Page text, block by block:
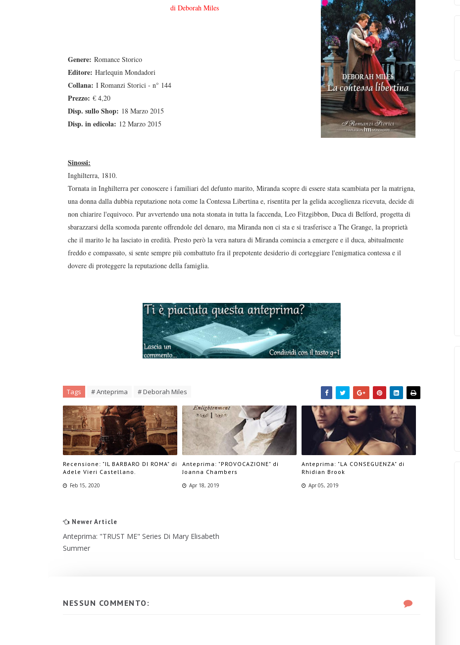
di Deborah Miles
Genere: Romance Storico
Editore: Harlequin Mondadori
Collana: I Romanzi Storici - n° 144
Prezzo: € 4,20
Disp. sullo Shop: 18 Marzo 2015
Disp. in edicola: 12 Marzo 2015
Sinossi:
Inghilterra, 1810.
Tornata in Inghilterra per conoscere i familiari del defunto marito, Miranda scopre di essere stata scambiata per la matrigna,
una donna dalla dubbia reputazione nota come la Contessa Libertina e, risentita per la gelida accoglienza ricevuta, decide di
non chiarire l'equivoco. Pur avvertendo una nota stonata in tutta la faccenda, Leo Fitzgibbon, Duca di Belford, progetta di
sbarazzarsi della scomoda parente offrendole del denaro, ma Miranda non ci sta e si trasferisce a The Grange, la proprietà
che il marito le ha lasciato in eredità. Presto però la vera natura di Miranda comincia a emergere e il duca, abitualmente
freddo e compassato, si sente sempre più combattuto fra il prepotente desiderio di corteggiare l'enigmatica contessa e il
dovere di proteggere la reputazione della famiglia.
Tags # Anteprima # Deborah Miles
Recensione: "IL BARBARO DI ROMA" di
Adele Vieri Castellano.
Feb 15, 2020
Anteprima: "PROVOCAZIONE" di
Joanna Chambers
Apr 18, 2019
Anteprima: "LA CONSEGUENZA" di
Rhidian Brook
Apr 05, 2019
Newer Article
Anteprima: "TRUST ME" Series Di Mary Elisabeth
Summer
NESSUN COMMENTO: